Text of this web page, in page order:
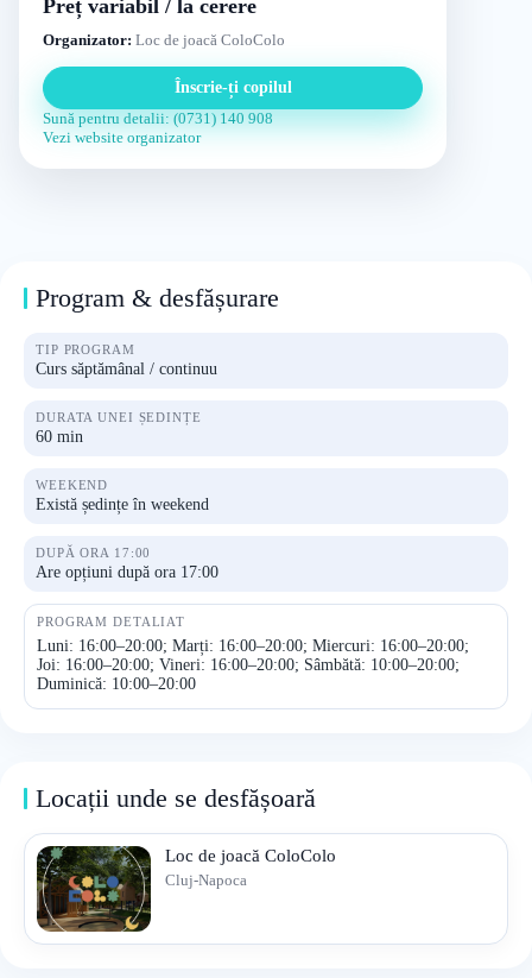
Preț variabil / la cerere
Organizator: Loc de joacă ColoColo
Înscrie-ți copilul
Sună pentru detalii: (0731) 140 908
Vezi website organizator
Program & desfășurare
TIP PROGRAM
Curs săptămânal / continuu
DURATA UNEI ȘEDINȚE
60 min
WEEKEND
Există ședințe în weekend
DUPĂ ORA 17:00
Are opțiuni după ora 17:00
PROGRAM DETALIAT
Luni: 16:00–20:00; Marți: 16:00–20:00; Miercuri: 16:00–20:00;
Joi: 16:00–20:00; Vineri: 16:00–20:00; Sâmbătă: 10:00–20:00;
Duminică: 10:00–20:00
Locații unde se desfășoară
Loc de joacă ColoColo
Cluj-Napoca